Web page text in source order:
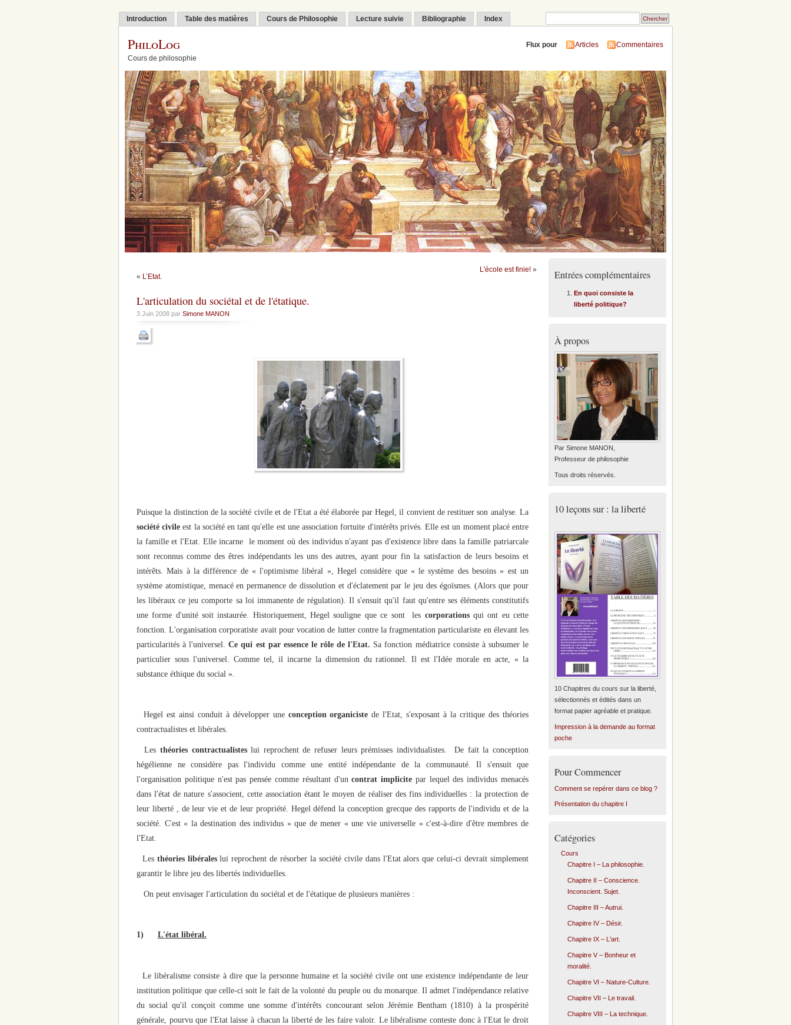
Introduction Table des matières Cours de Philosophie Lecture suivie Bibliographie Index
PhiloLog
Cours de philosophie
Flux pour Articles Commentaires
« L’Etat.
L'école est finie! »
L'articulation du sociétal et de l'étatique.
3 Juin 2008 par Simone MANON
Puisque la distinction de la société civile et de l'Etat a été élaborée par Hegel, il convient de restituer son analyse. La
société civileest la société en tant qu'elle est une association fortuite d'intérêts privés. Elle est un moment placé entre
la famille et l'Etat. Elle incarne le moment où des individus n'ayant pas d'existence libre dans la famille patriarcale
sont reconnus comme des êtres indépendants les uns des autres, ayant pour fin la satisfaction de leurs besoins et
intérêts. Mais à la différence de « l'optimisme libéral », Hegel considère que « le système des besoins » est un
système atomistique, menacé en permanence de dissolution et d'éclatement par le jeu des égoïsmes. (Alors que pour
les libéraux ce jeu comporte sa loi immanente de régulation). Il s'ensuit qu'il faut qu'entre ses éléments constitutifs
une forme d'unité soit instaurée. Historiquement, Hegel souligne que ce sont les corporationsqui ont eu cette
fonction. L'organisation corporatiste avait pour vocation de lutter contre la fragmentation particulariste en élevant les
particularités à l'universel.Ce qui est par essence le rôle de l'Etat. Sa fonction médiatrice consiste à subsumer le
particulier sous l'universel. Comme tel, il incarne la dimension du rationnel. Il est l'Idée morale en acte, « la
substance éthique du social ».
Hegel est ainsi conduit à développer une conception organiciste de l'Etat, s'exposant à la critique des théories
contractualistes et libérales.
Les théories contractualisteslui reprochent de refuser leurs prémisses individualistes. De fait la conception
hégélienne ne considère pas l'individu comme une entité indépendante de la communauté. Il s'ensuit que
l'organisation politique n'est pas pensée comme résultant d'uncontrat implicite par lequel des individus menacés
dans l'état de nature s'associent, cette association étant le moyen de réaliser des fins individuelles : la protection de
leur liberté , de leur vie et de leur propriété. Hegel défend la conception grecque des rapports de l'individu et de la
société. C'est « la destination des individus » que de mener « une vie universelle » c'est-à-dire d'être membres de
l'Etat.
Les théories libéraleslui reprochent de résorber la société civile dans l'Etat alors que celui-ci devrait simplement
garantir le libre jeu des libertés individuelles.
On peut envisager l'articulation du sociétal et de l'étatique de plusieurs manières :
1) L'état libéral.
Le libéralisme consiste à dire que la personne humaine et la société civile ont une existence indépendante de leur
institution politique que celle-ci soit le fait de la volonté du peuple ou du monarque. Il admet l'indépendance relative
du social qu'il conçoit comme une somme d'intérêts concourant selon Jérémie Bentham (1810) à la prospérité
générale, pourvu que l'Etat laisse à chacun la liberté de les faire valoir. Le libéralisme conteste donc à l'Etat le droit
Entrées complémentaires
En quoi consiste la
liberté politique?
À propos
Par Simone MANON,
Professeur de philosophie
Tous droits réservés.
10 leçons sur : la liberté
10 Chapitres du cours sur la liberté,
sélectionnés et édités dans un
format papier agréable et pratique.
Impression à la demande au format
poche
Pour Commencer
Comment se repérer dans ce blog ?
Présentation du chapitre I
Catégories
Cours
Chapitre I – La philosophie.
Chapitre II – Conscience.
Inconscient. Sujet.
Chapitre III – Autrui.
Chapitre IV – Désir.
Chapitre IX – L'art.
Chapitre V – Bonheur et
moralité.
Chapitre VI – Nature-Culture.
Chapitre VII – Le travail.
Chapitre VIII – La technique.